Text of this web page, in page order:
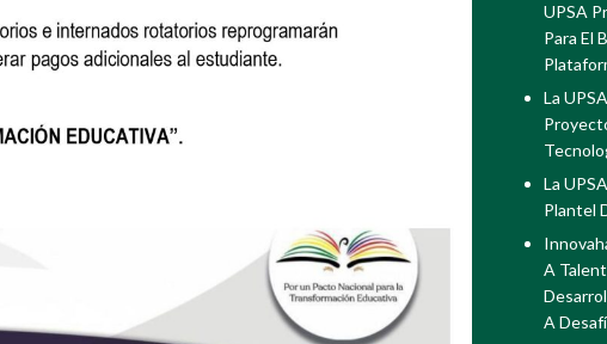
UPSA
Para El
La
La
Plantel
A
A